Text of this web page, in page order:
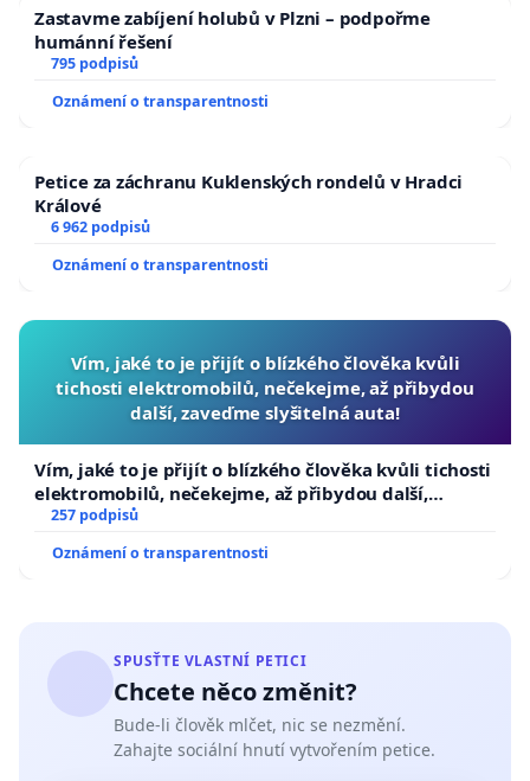
Zastavme zabíjení holubů v Plzni – podpořme
humánní řešení
795 podpisů
Oznámení o transparentnosti
Petice za záchranu Kuklenských rondelů v Hradci
Králové
6 962 podpisů
Oznámení o transparentnosti
Vím, jaké to je přijít o blízkého člověka kvůli
tichosti elektromobilů, nečekejme, až přibydou
další, zaveďme slyšitelná auta!
Vím, jaké to je přijít o blízkého člověka kvůli tichosti
elektromobilů, nečekejme, až přibydou další,
zaveďme slyšitelná auta!
257 podpisů
Oznámení o transparentnosti
SPUSŤTE VLASTNÍ PETICI
Chcete něco změnit?
Bude-li člověk mlčet, nic se nezmění.
Zahajte sociální hnutí vytvořením petice.